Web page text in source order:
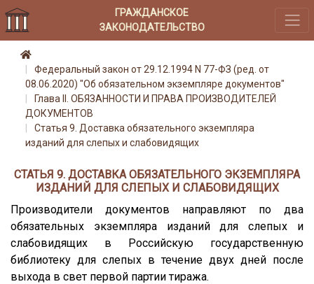
ГРАЖДАНСКОЕ
ЗАКОНОДАТЕЛЬСТВО
Федеральный закон от 29.12.1994 N 77-ФЗ (ред. от
08.06.2020) "Об обязательном экземпляре документов"
Глава II. ОБЯЗАННОСТИ И ПРАВА ПРОИЗВОДИТЕЛЕЙ
ДОКУМЕНТОВ
Статья 9. Доставка обязательного экземпляра
изданий для слепых и слабовидящих
СТАТЬЯ 9. ДОСТАВКА ОБЯЗАТЕЛЬНОГО ЭКЗЕМПЛЯРА
ИЗДАНИЙ ДЛЯ СЛЕПЫХ И СЛАБОВИДЯЩИХ
Производители документов направляют по два
обязательных экземпляра изданий для слепых и
слабовидящих в Российскую государственную
библиотеку для слепых в течение двух дней после
выхода в свет первой партии тиража.